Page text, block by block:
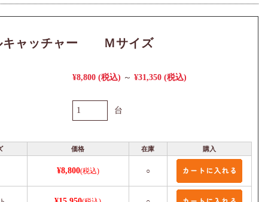
キャッチャー Ｍサイズ
¥8,800 (税込) ～ ¥31,350 (税込)
台
価格 在庫 購入
¥8,800(税込) ○